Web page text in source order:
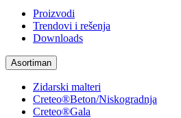
Proizvodi
Trendovi i rešenja
Downloads
Asortiman
Zidarski malteri
Creteo®Beton/Niskogradnja
Creteo®Gala